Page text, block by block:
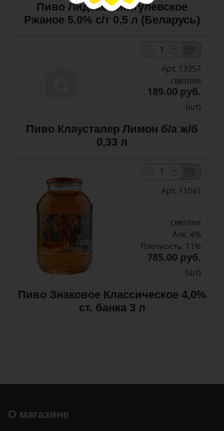
Пиво Лидское Жигулевское
Ржаное 5,0% с/т 0,5 л (Беларусь)
Арт. 13357
светлое
189.00 руб.
(шт)
Пиво Клаусталер Лимон б/а ж/б
0,33 л
Арт. 11041
светлое
Алк: 4%
Плотность: 11%
785.00 руб.
(шт)
Пиво Знаковое Классическое 4,0%
ст. банка 3 л
О магазине